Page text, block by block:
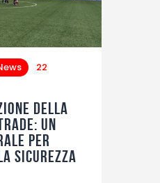
22
della
Un
per
Sicurezza